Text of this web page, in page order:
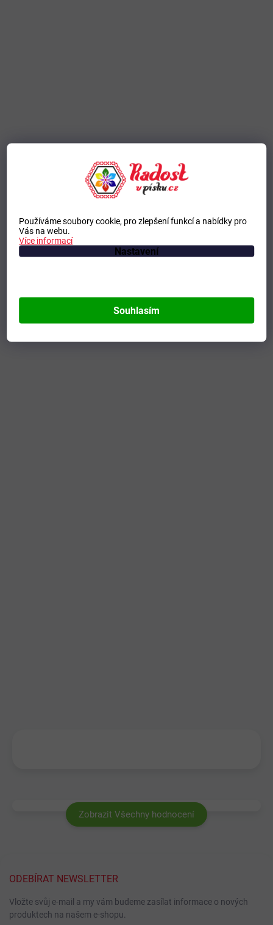
Používáme soubory cookie, pro zlepšení funkcí a nabídky pro
Vás na webu.
Více informací
Nastavení
Souhlasím
Zobrazit Všechny hodnocení
ODEBÍRAT NEWSLETTER
Vložte svůj e-mail a my vám budeme zasílat informace o nových
produktech na našem e-shopu.